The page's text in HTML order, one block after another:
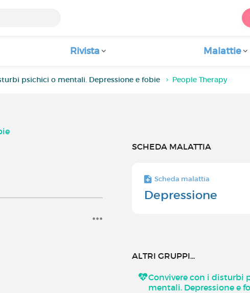
Rivista Malattie
psichici o mentali. Depressione e fobie People Therapy
SCHEDA MALATTIA
Scheda malattia
Depressione
ALTRI GRUPPI...
Convivere con i disturbi
mentali. Depressione e